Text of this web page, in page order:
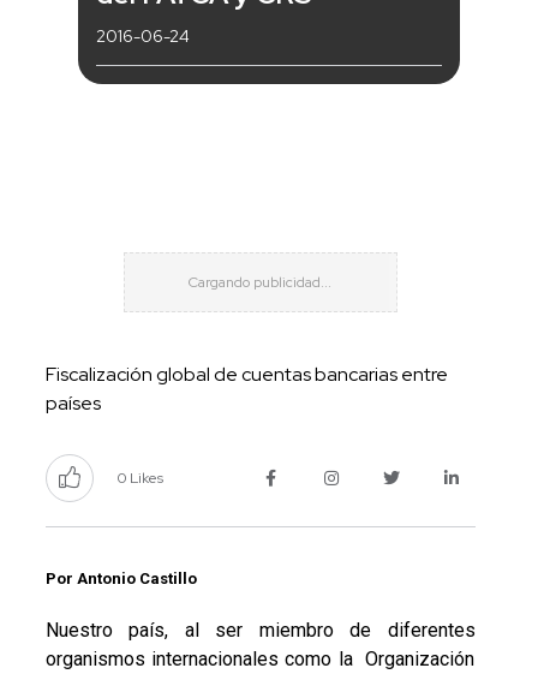
2016-06-24
Fiscalización global de cuentas bancarias entre
países
0 Likes
Por Antonio Castillo
Nuestro país, al ser miembro de diferentes
organismos internacionales como la Organización